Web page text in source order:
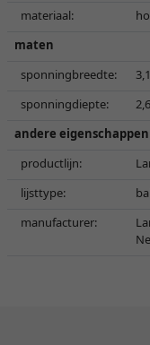
materiaal:
maten
sponningbreedte:
sponningdiepte:
andere eigenschappen
productlijn:
lijsttype:
manufacturer: